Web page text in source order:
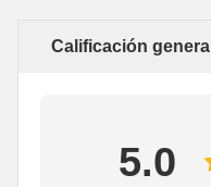
Calificación general
5.0